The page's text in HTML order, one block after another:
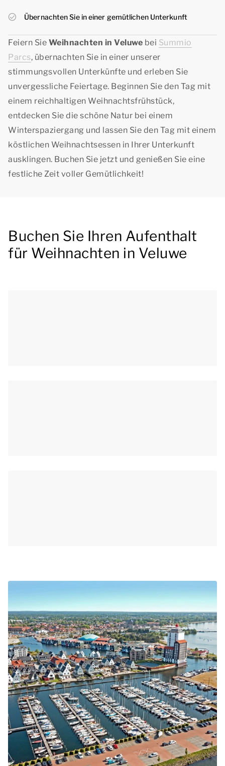
Übernachten Sie in einer gemütlichen Unterkunft
Feiern Sie Weihnachten in Veluwe bei Summio
Parcs, übernachten Sie in einer unserer
stimmungsvollen Unterkünfte und erleben Sie
unvergessliche Feiertage. Beginnen Sie den Tag mit
einem reichhaltigen Weihnachtsfrühstück,
entdecken Sie die schöne Natur bei einem
Winterspaziergang und lassen Sie den Tag mit einem
köstlichen Weihnachtsessen in Ihrer Unterkunft
ausklingen. Buchen Sie jetzt und genießen Sie eine
festliche Zeit voller Gemütlichkeit!
Buchen Sie Ihren Aufenthalt
für Weihnachten in Veluwe